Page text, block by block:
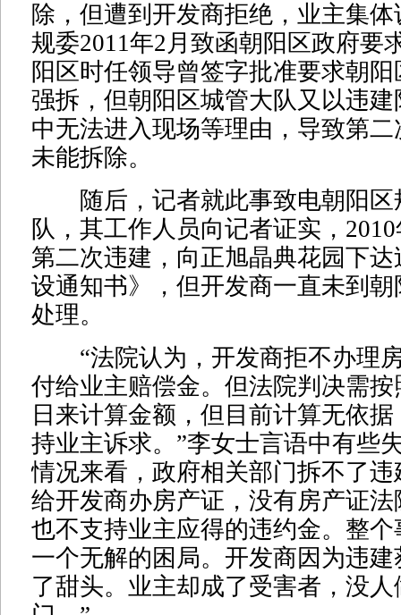
除，但遭到开发商拒绝，业主集
规委2011年2月致函朝阳区政府要
阳区时任领导曾签字批准要求朝
强拆，但朝阳区城管大队又以违
中无法进入现场等理由，导致第
未能拆除。
随后，记者就此事致电朝阳区
队，其工作人员向记者证实，
第二次违建，向正旭晶典花园下
设通知书》，但开发商一直未到
处理。
“法院认为，开发商拒不办理
付给业主赔偿金。但法院判决需
日来计算金额，但目前计算无依
持业主诉求。”李女士言语中有些
情况来看，政府相关部门拆不了
给开发商办房产证，没有房产证
也不支持业主应得的违约金。整
一个无解的困局。开发商因为违
了甜头。业主却成了受害者，没